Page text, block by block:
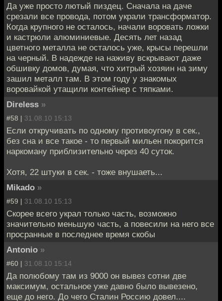
Да уже просто лютый пиздец. Сначала на даче
срезали все провода, потом украли трансформатор.
Когда крупного не осталось, начали воровать ложки
и кастрюли алюминиевые. Десять лет назад
цветного металла не осталось уже, крысы перешли
на черный. В надежде на наживу вскрывают даже
обшивку домов, думая, что хитрый хозяин на зиму
зашил металл там. В этом году у знакомых
воровайкой утащили контейнер с тяпками.
Direless »
#58 | 31.08.10 15:13
Если откручивать по одному противоугону в сек.,
без сна и все такое - то первый мильен покорится
наркоману приблизительно через 40 суток.
Хотя, 22 штуки в сек. - тоже внушаеть...
Mikado »
#59 | 31.08.10 15:13
Скорее всего украл только часть, возможно
значительно меньшую часть, а повесили на него все
просранные в последнее время скобы
Antonio »
#60 | 31.08.10 15:14
Да полюбому там из 9000 он вывез сотни две
максимум, остальное уже давно было вывезено,
еще до него. До чего Сталин Россию довел....